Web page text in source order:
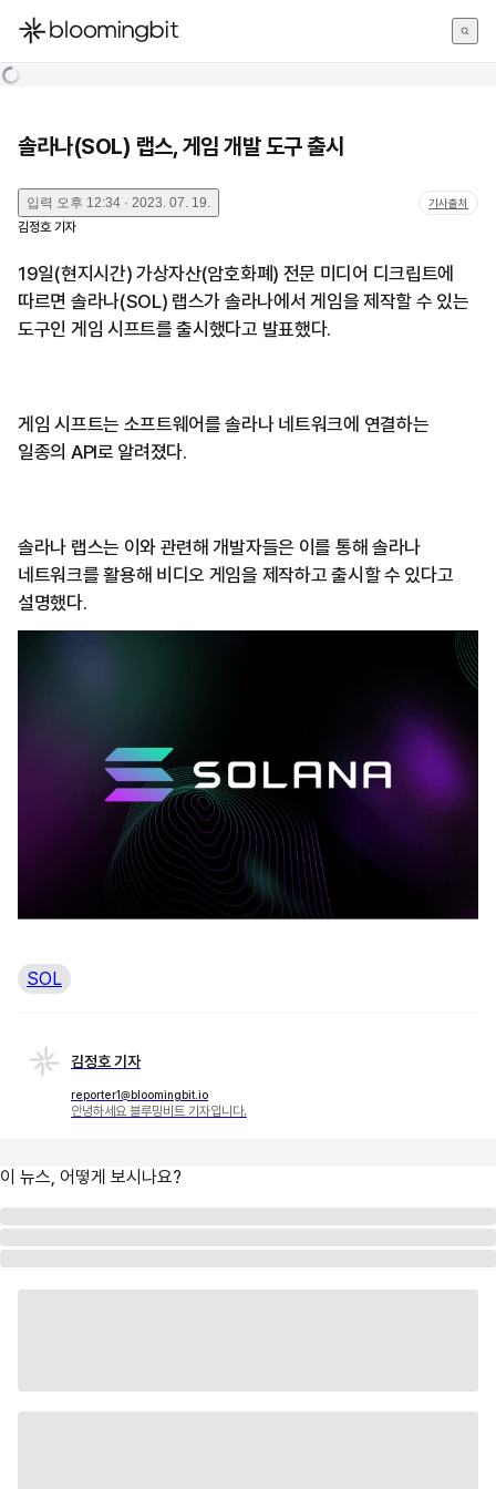
한국어
솔라나(SOL) 랩스, 게임 개발 도구 출시
입력 오후 12:34 · 2023. 07. 19. 기사출처
김정호 기자
19일(현지시간) 가상자산(암호화폐) 전문 미디어 디크립트에
따르면 솔라나(SOL) 랩스가 솔라나에서 게임을 제작할 수 있는
도구인 게임 시프트를 출시했다고 발표했다.
게임 시프트는 소프트웨어를 솔라나 네트워크에 연결하는
일종의 API로 알려졌다.
솔라나 랩스는 이와 관련해 개발자들은 이를 통해 솔라나
네트워크를 활용해 비디오 게임을 제작하고 출시할 수 있다고
설명했다.
SOL
김정호 기자
reporter1@bloomingbit.io
안녕하세요 블루밍비트 기자입니다.
이 뉴스, 어떻게 보시나요?